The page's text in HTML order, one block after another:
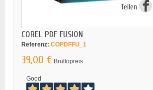
Teilen
COREL PDF FUSION
Referenz: COPDFFU_1
39,00 € Bruttopreis
Good